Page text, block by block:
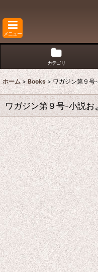
メニュー
カテゴリ
ホーム > Books > ワガジン第９号
ワガジン第９号-小説お